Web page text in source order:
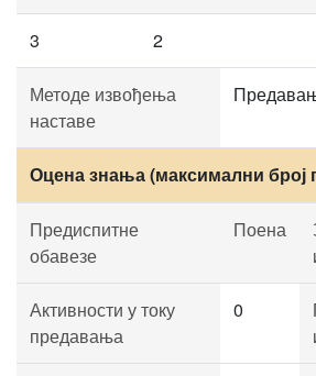
3 2
Методе извођења
наставе
Оцена знања (максимални број
Предиспитне
обавезе
Поена
Активности у току
предавања
0